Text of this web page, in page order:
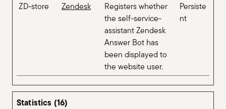
ZD-store Zendesk
Registers whether
the self-service-
assistant Zendesk
Answer Bot has
been displayed to
the website user.
Persiste
nt
Statistics (16)